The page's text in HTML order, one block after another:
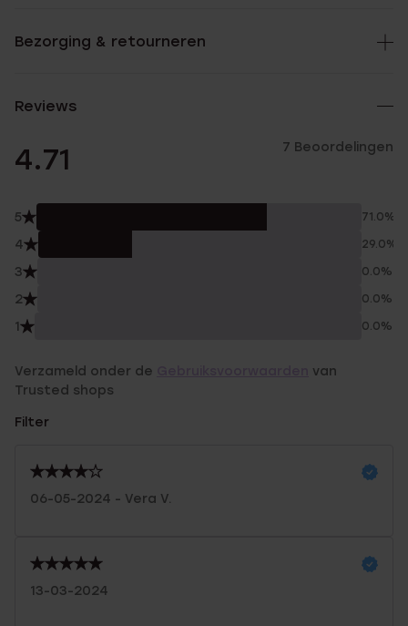
Bezorging & retourneren
Reviews
4.71 7 Beoordelingen
5 71.0%
4 29.0%
3 0.0%
2 0.0%
1 0.0%
Verzameld onder de
van
Trusted shops
Filter
06-05-2024 - Vera V.
13-03-2024